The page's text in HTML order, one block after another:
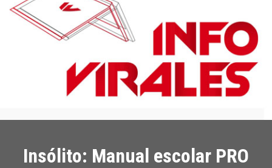
Insólito: Manual escolar PRO